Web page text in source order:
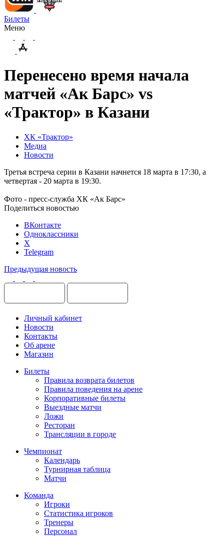
Билеты
Меню
Перенесено время начала
матчей «Ак Барс» vs
«Трактор» в Казани
ХК «Трактор»
Медиа
Новости
Третья встреча серии в Казани начнется 18 марта в 17:30, а
четвертая - 20 марта в 19:30.
Фото - пресс-служба ХК «Ак Барс»
Поделиться новостью
ВКонтакте
Одноклассники
X
Telegram
Предыдущая новость
Личный кабинет
Новости
Контакты
Об арене
Магазин
Билеты
Правила возврата билетов
Правила поведения на арене
Корпоративные билеты
Выездные матчи
Ложи
Ресторан
Трансляции в городе
Чемпионат
Календарь
Турнирная таблица
Матчи
Команда
Игроки
Статистика игроков
Тренеры
Персонал